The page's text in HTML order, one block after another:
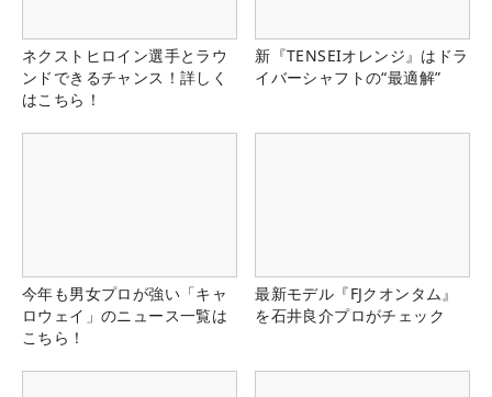
ネクストヒロイン選手とラウ
ンドできるチャンス！詳しく
はこちら！
新『TENSEIオレンジ』はドラ
イバーシャフトの“最適解”
今年も男女プロが強い「キャ
ロウェイ」のニュース一覧は
こちら！
最新モデル『FJクオンタム』
を石井良介プロがチェック